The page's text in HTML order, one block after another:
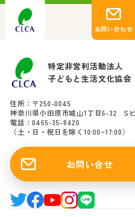
お問い合わせ
特定非営利活動法人
子どもと生活文化協会
住所：〒250-0045
神奈川県小田原市城山1丁目6-32 S
電話：0465-35-8420
（土・日・祝日を除く10:00~17:00）
お問い合せ